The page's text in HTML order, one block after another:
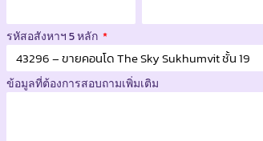
รหัสอสังหาฯ 5 หลัก
ข้อมูลที่ต้องการสอบถามเพิ่มเติม